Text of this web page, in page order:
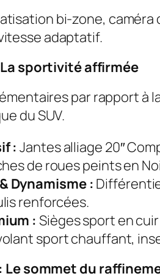
bi-zone,
adaptatif.
La sportivité affirmée
par rapport à
du SUV.
: Jantes alliage 20″
de roues peints en
Dynamisme :
renforcées.
:Sièges sport en
sport chauffant,
Le sommet du